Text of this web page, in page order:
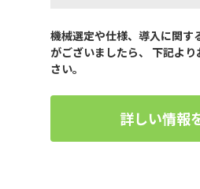
機械選定や仕様、導入に関す
がございましたら、 下記よ
さい。
詳しい情報